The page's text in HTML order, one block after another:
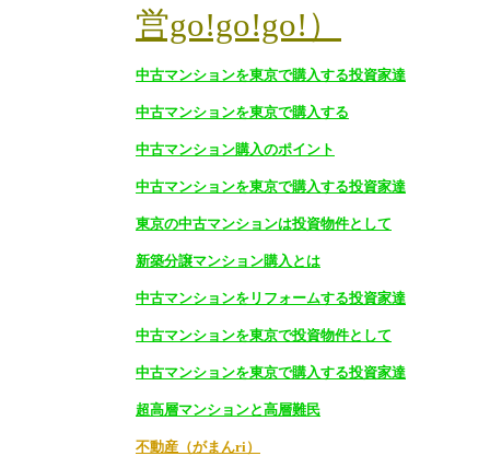
営go!go!go!）
中古マンションを東京で購入する投資家達
中古マンションを東京で購入する
中古マンション購入のポイント
中古マンションを東京で購入する投資家達
東京の中古マンションは投資物件として
新築分譲マンション購入とは
中古マンションをリフォームする投資家達
中古マンションを東京で投資物件として
中古マンションを東京で購入する投資家達
超高層マンションと高層難民
不動産（がまんri）